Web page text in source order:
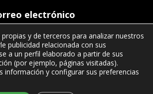
electrónico
y de terceros para analizar nuestros
publicidad relacionada con sus
a un perfil elaborado a partir de sus
(por ejemplo, páginas visitadas).
información y configurar sus preferencias